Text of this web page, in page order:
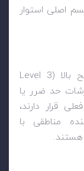
اصلی استوار
بالا (Level 3
حد ضرر یا
قرار دارند،
مناطقی با
هستند.